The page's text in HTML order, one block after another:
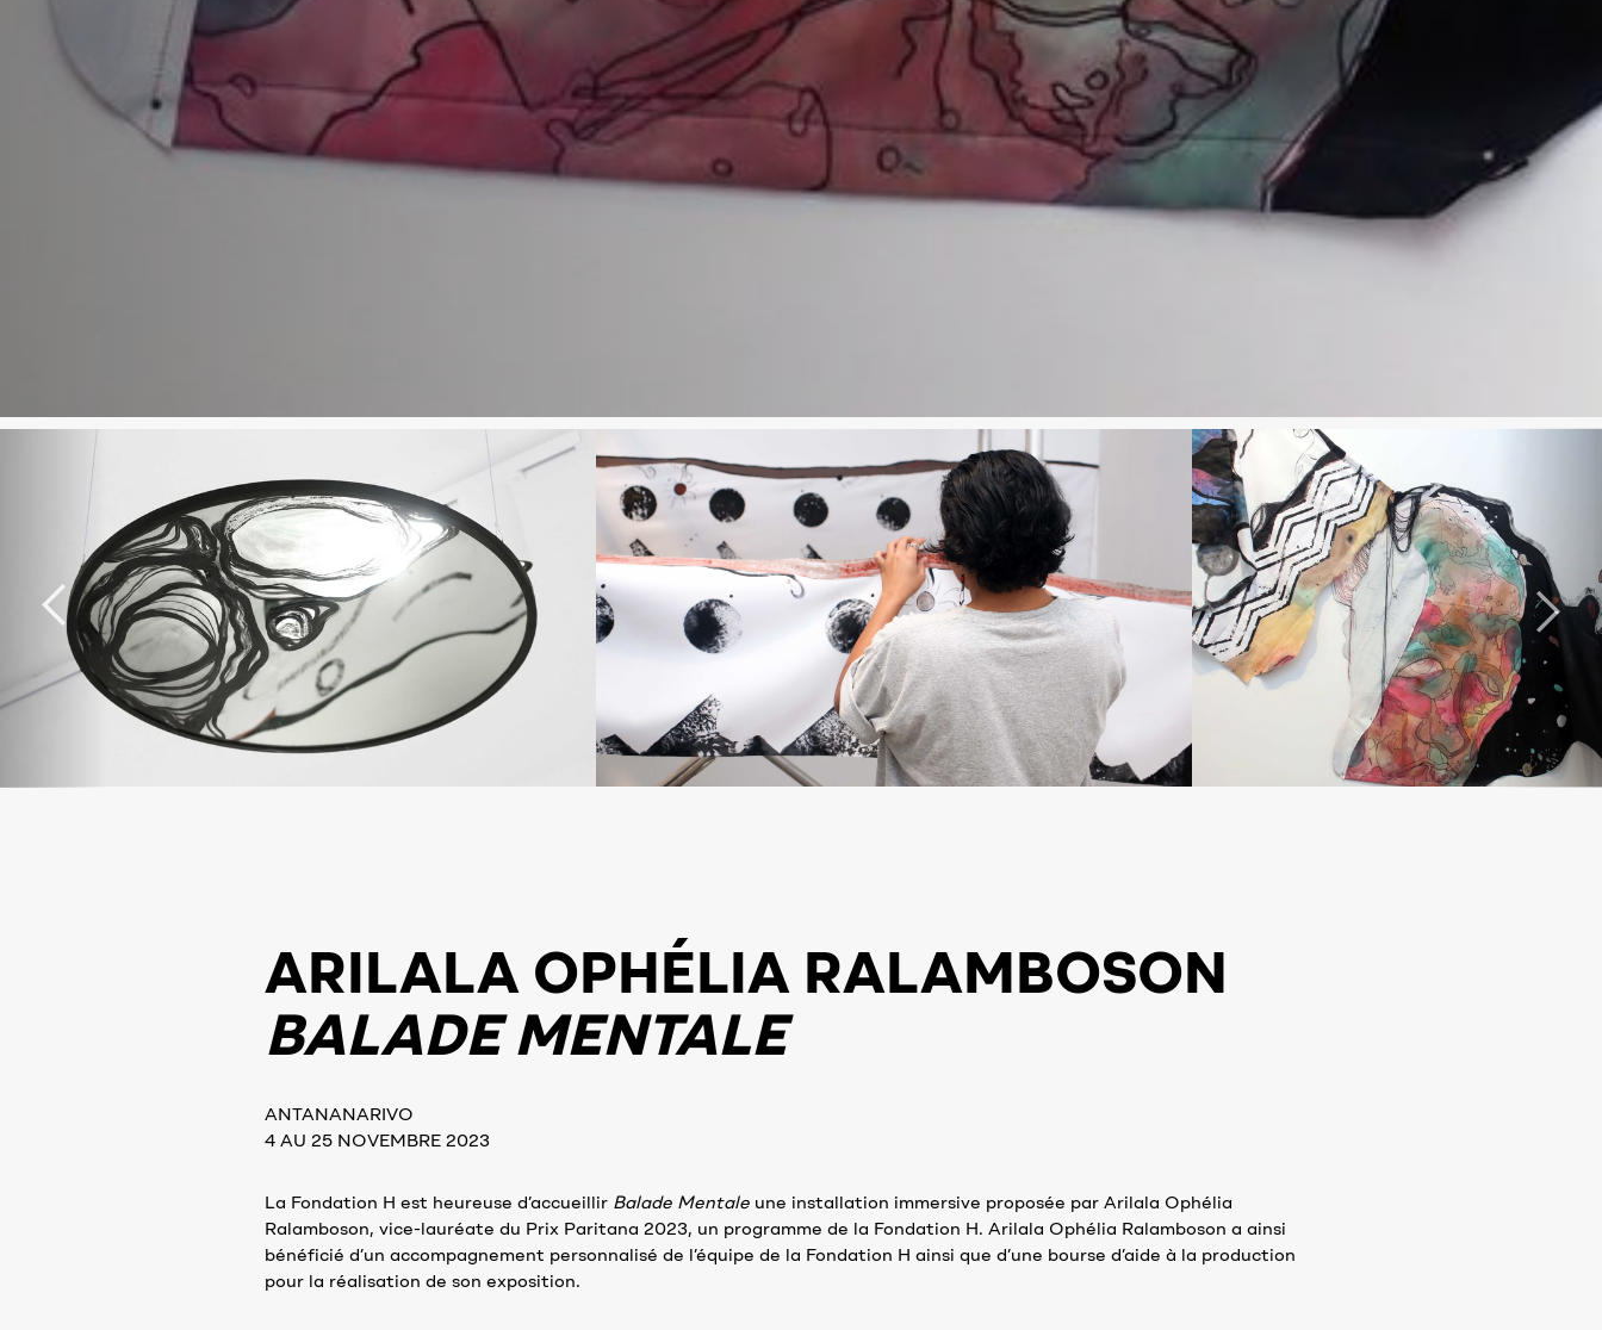
ARILALA OPHÉLIA RALAMBOSON
BALADE MENTALE
ANTANANARIVO
4 AU 25 NOVEMBRE 2023
La Fondation H est heureuse d’accueillir Balade Mentale une installation immersive proposée par Arilala Ophélia
Ralamboson, vice-lauréate du Prix Paritana 2023, un programme de la Fondation H. Arilala Ophélia Ralamboson a ainsi
bénéficié d’un accompagnement personnalisé de l’équipe de la Fondation H ainsi que d’une bourse d’aide à la production
pour la réalisation de son exposition.